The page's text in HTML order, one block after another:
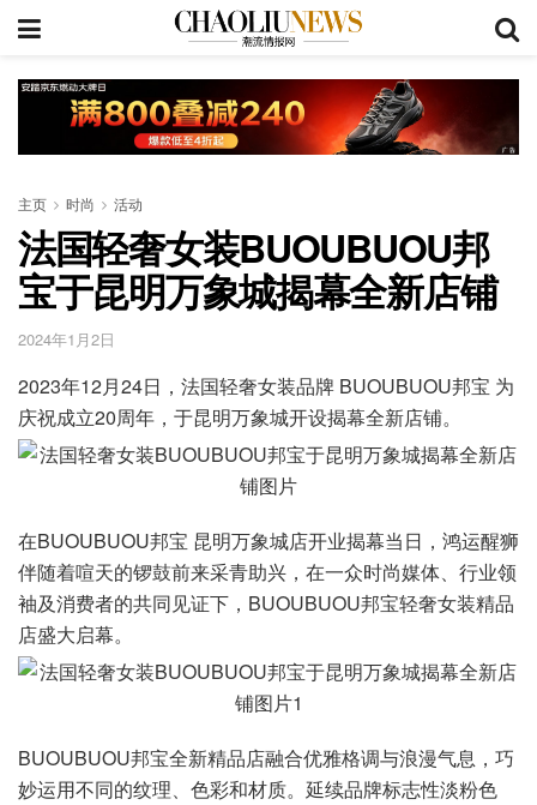
主页 时尚 活动
法国轻奢女装BUOUBUOU邦
宝于昆明万象城揭幕全新店铺
2024年1月2日
2023年12月24日，法国轻奢女装品牌 BUOUBUOU邦宝 为
庆祝成立20周年，于昆明万象城开设揭幕全新店铺。
在BUOUBUOU邦宝 昆明万象城店开业揭幕当日，鸿运醒狮
伴随着喧天的锣鼓前来采青助兴，在一众时尚媒体、行业领
袖及消费者的共同见证下，BUOUBUOU邦宝轻奢女装精品
店盛大启幕。
BUOUBUOU邦宝全新精品店融合优雅格调与浪漫气息，巧
妙运用不同的纹理、色彩和材质。延续品牌标志性淡粉色